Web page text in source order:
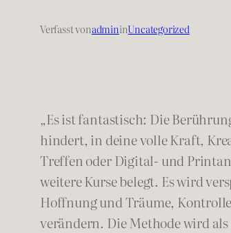
Verfasst vonadmininUncategorized
„Es ist fantastisch: Die
hindert, in deine volle Kraft,
Treffen oder Digital- und
weitere Kurse belegt. Es wird
Hoffnung und Träume,
verändern. Die Methode wird